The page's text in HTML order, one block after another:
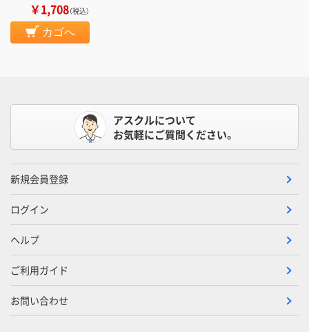
￥1,708（税込）
カゴへ
アスクルについて
お気軽にご質問ください。
新規会員登録
ログイン
ヘルプ
ご利用ガイド
お問い合わせ